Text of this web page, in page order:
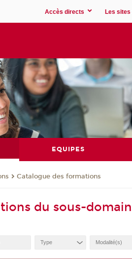
Accès directs Les sites
EQUIPES
Catalogue des formations
du sous-